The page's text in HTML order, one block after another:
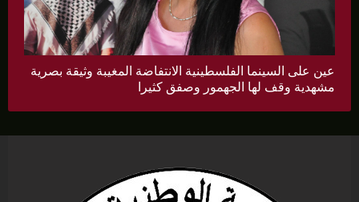
عين على السينما الفلسطينية الانتفاضة المغيبة وثيقة بصرية
مشهدية وقف لها الجهمور وصفق كثيرا